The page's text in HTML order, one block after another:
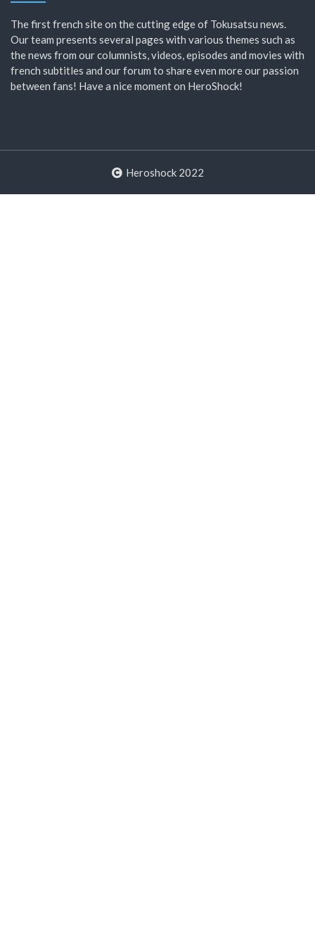
The first french site on the cutting edge of Tokusatsu news.
Our team presents several pages with various themes such as
the news from our columnists, videos, episodes and movies with
french subtitles and our forum to share even more our passion
between fans! Have a nice moment on HeroShock!
Heroshock 2022